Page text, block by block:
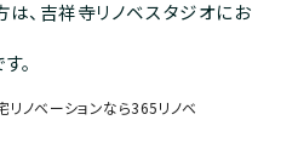
、吉祥寺リノベスタジオにお
。
ノベーションなら365リノベ